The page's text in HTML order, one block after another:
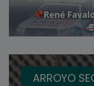
ARROYO